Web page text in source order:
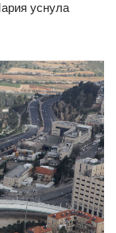
уснула